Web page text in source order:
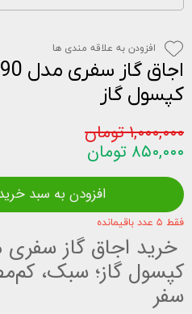
کپسول گاز
۱,۰۰۰,۰۰۰ تومان
۸۵۰,۰۰۰ تومان
فقط ۵ عدد باقیمانده
کپسول گاز؛ سبک،
سفر
افزودن به سبد
افزودن به علاقه مندی ها